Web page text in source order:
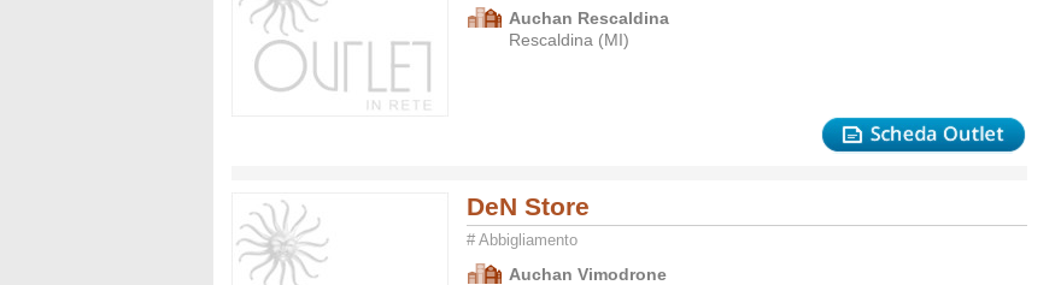
Auchan Rescaldina
Rescaldina (MI)
DeN Store
# Abbigliamento
Auchan Vimodrone